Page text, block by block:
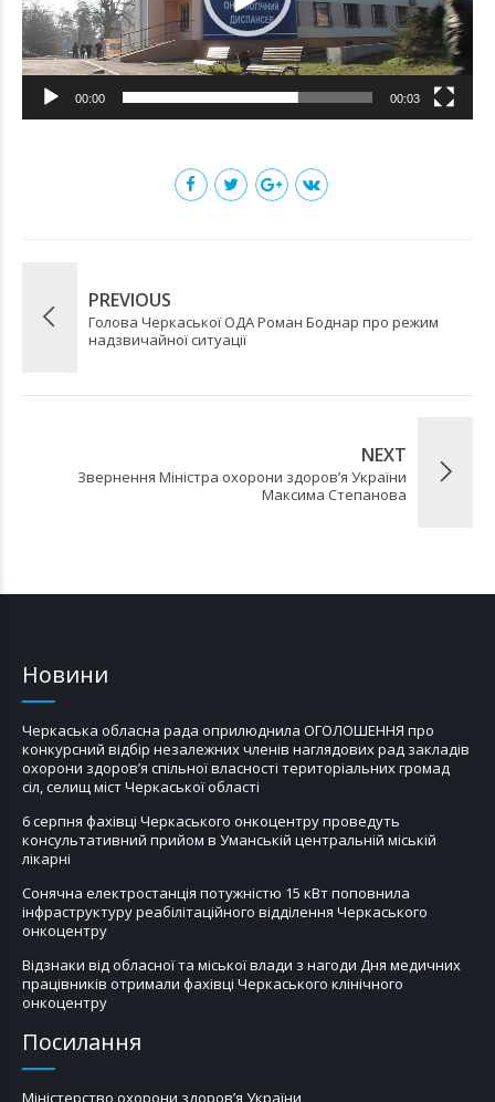
00:00 00:03
PREVIOUS
Голова Черкаської ОДА Роман Боднар про режим
надзвичайної ситуації
NEXT
Звернення Міністра охорони здоров’я України
Максима Степанова
Новини
Черкаська обласна рада оприлюднила ОГОЛОШЕННЯ про
конкурсний відбір незалежних членів наглядових рад закладів
охорони здоров’я спільної власності територіальних громад
сіл, селищ міст Черкаської області
6 серпня фахівці Черкаського онкоцентру проведуть
консультативний прийом в Уманській центральній міській
лікарні
Сонячна електростанція потужністю 15 кВт поповнила
інфраструктуру реабілітаційного відділення Черкаського
онкоцентру
Відзнаки від обласної та міської влади з нагоди Дня медичних
працівників отримали фахівці Черкаського клінічного
онкоцентру
Посилання
Міністерство охорони здоров’я України